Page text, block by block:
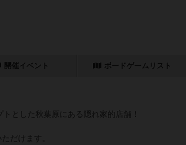
開催イベント ボードゲーム リスト
トとした秋葉原にある隠れ家的店舗！
だけます。